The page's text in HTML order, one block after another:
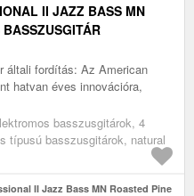
II JAZZ BASS MN
általi fordítás: Az American
hatvan éves innovációra,
basszusgitárok, 4
típusú basszusgitárok, natural
II Jazz Bass MN Roasted Pine